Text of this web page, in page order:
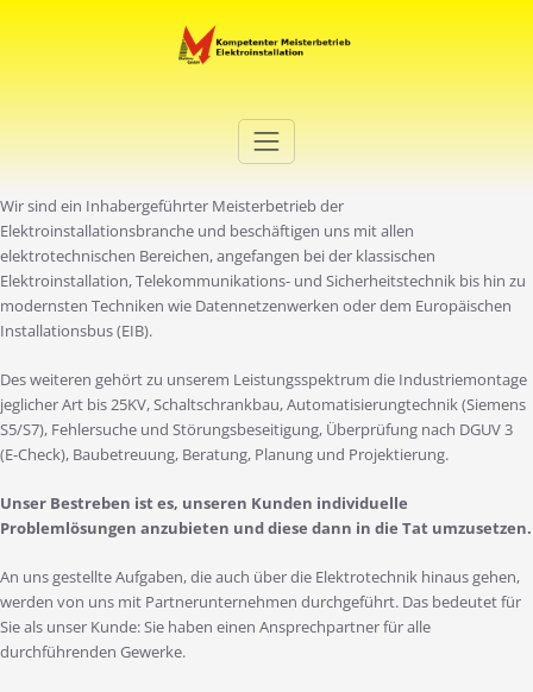
Elektro Martini
Wir sind ein Inhabergeführter Meisterbetrieb der
Elektroinstallationsbranche und beschäftigen uns mit allen
elektrotechnischen Bereichen, angefangen bei der klassischen
Elektroinstallation, Telekommunikations- und Sicherheitstechnik bis hin zu
modernsten Techniken wie Datennetzenwerken oder dem Europäischen
Installationsbus (EIB).
Des weiteren gehört zu unserem Leistungsspektrum die Industriemontage
jeglicher Art bis 25KV, Schaltschrankbau, Automatisierungtechnik (Siemens
S5/S7), Fehlersuche und Störungsbeseitigung, Überprüfung nach DGUV 3
(E-Check), Baubetreuung, Beratung, Planung und Projektierung.
Unser Bestreben ist es, unseren Kunden individuelle
Problemlösungen anzubieten und diese dann in die Tat umzusetzen.
An uns gestellte Aufgaben, die auch über die Elektrotechnik hinaus gehen,
werden von uns mit Partnerunternehmen durchgeführt. Das bedeutet für
Sie als unser Kunde: Sie haben einen Ansprechpartner für alle
durchführenden Gewerke.